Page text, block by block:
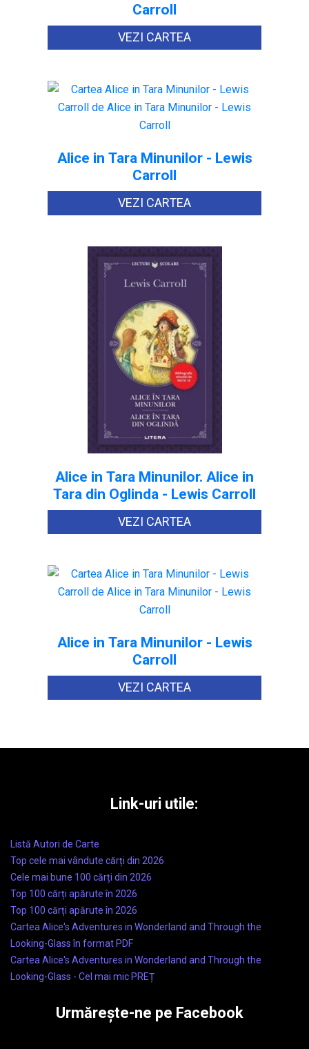
Carroll
VEZI CARTEA
Alice in Tara Minunilor - Lewis
Carroll
VEZI CARTEA
Alice in Tara Minunilor. Alice in
Tara din Oglinda - Lewis Carroll
VEZI CARTEA
Alice in Tara Minunilor - Lewis
Carroll
VEZI CARTEA
Link-uri utile:
Listă Autori de Carte
Top cele mai vândute cărți din 2026
Cele mai bune 100 cărți din 2026
Top 100 cărți apărute în 2026
Top 100 cărți apărute în 2026
Cartea Alice's Adventures in Wonderland and Through the
Looking-Glass în format PDF
Cartea Alice's Adventures in Wonderland and Through the
Looking-Glass - Cel mai mic PREȚ
Urmărește-ne pe Facebook